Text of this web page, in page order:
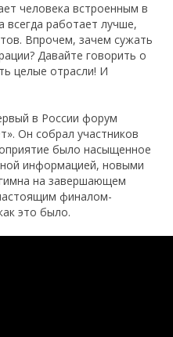
человека встроенным в
всегда работает лучше,
Впрочем, зачем сужать
Давайте говорить о
целые отрасли! И
в России форум
Он собрал участников
было насыщенное
информацией, новыми
на завершающем
финалом-
это было.